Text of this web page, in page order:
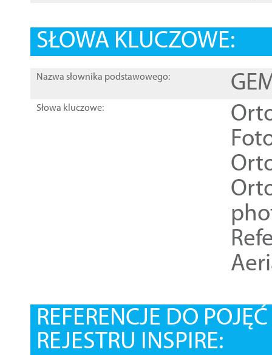
SŁOWA KLUCZOWE:
Nazwa słownika podstawowego:
Słowa kluczowe:
REFERENCJE DO
REJESTRU INSPIRE: